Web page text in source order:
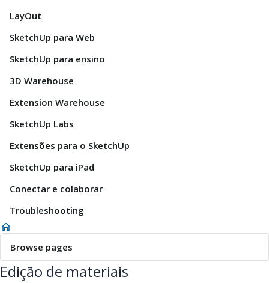
LayOut
SketchUp para Web
SketchUp para ensino
3D Warehouse
Extension Warehouse
SketchUp Labs
Extensões para o SketchUp
SketchUp para iPad
Conectar e colaborar
Troubleshooting
Browse pages
Edição de materiais